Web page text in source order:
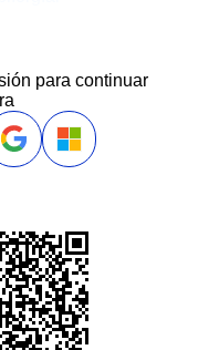
para continuar